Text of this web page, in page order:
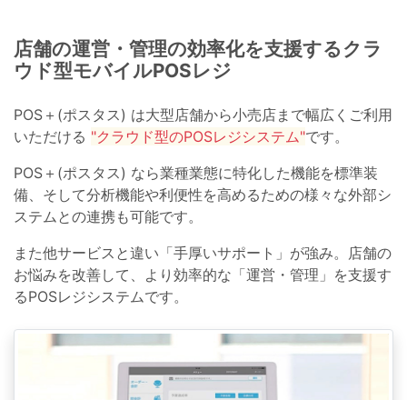
店舗の運営・管理の効率化を支援する クラ
ウド型モバイルPOSレジ
POS＋(ポスタス) は大型店舗から小売店まで幅広くご利用
いただける "クラウド型のPOSレジシステム"です。
POS＋(ポスタス) なら業種業態に特化した機能を標準装
備、そして分析機能や利便性を高めるための様々な外部シ
ステムとの連携も可能です。
また他サービスと違い「手厚いサポート」が強み。店舗の
お悩みを改善して、より効率的な「運営・管理」を支援す
るPOSレジシステムです。